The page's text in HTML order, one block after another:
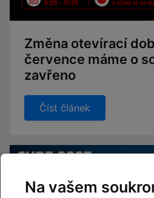
Změna otevírací
července máme o
zavřeno
Číst článek
Na vašem